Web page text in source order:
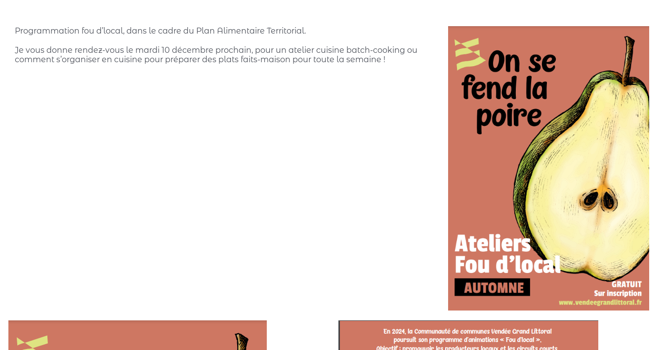
Programmation fou d’local, dans le cadre du Plan Alimentaire Territorial.
Je vous donne rendez-vous le mardi 10 décembre prochain, pour un atelier cuisine batch-cooking ou
comment s’organiser en cuisine pour préparer des plats faits-maison pour toute la semaine !